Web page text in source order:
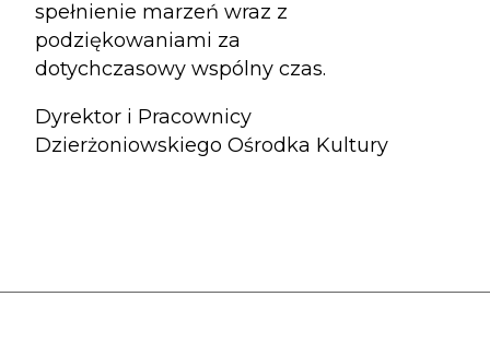
spełnienie marzeń wraz z
podziękowaniami za
dotychczasowy wspólny czas.
Dyrektor i Pracownicy
Dzierżoniowskiego Ośrodka Kultury